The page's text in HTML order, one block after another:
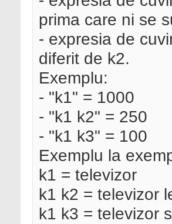
prima care ni se
- expresia de
diferit de k2.
Exemplu:
- "k1" = 1000
- "k1 k2" = 250
- "k1 k3" = 100
Exemplu la
k1 = televizor
k1 k2 = televizor
k1 k3 = televizor